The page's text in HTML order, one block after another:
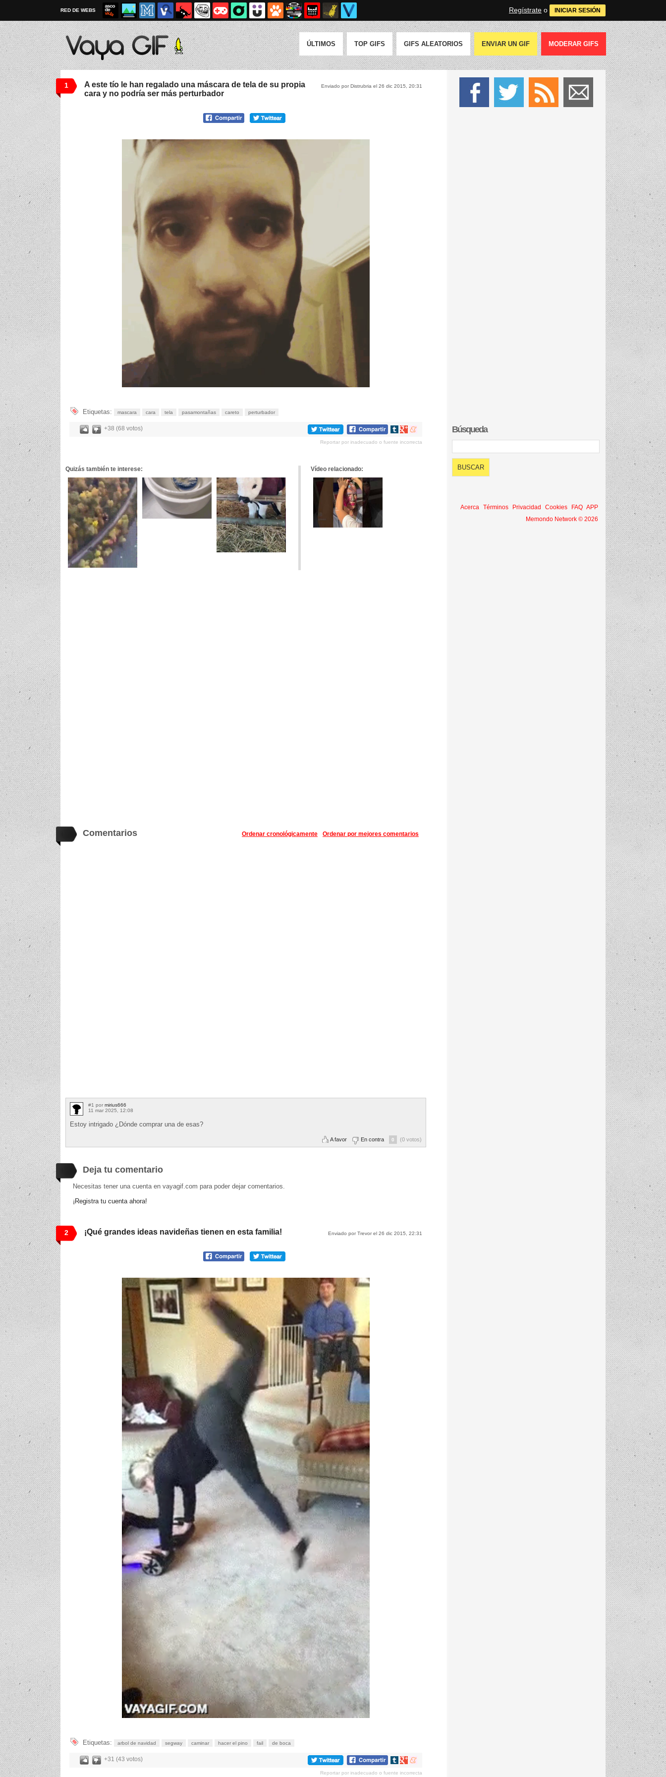
RED DE WEBS Regístrate o INICIAR SESIÓN
ÚLTIMOS TOP GIFS GIFS ALEATORIOS ENVIAR UN GIF MODERAR GIFS
1 Enviado por Distrubria el 26 dic 2015, 20:31
A este tío le han regalado una máscara de tela de su propia
cara y no podría ser más perturbador
Etiquetas: mascara cara tela pasamontañas careto perturbador
+38 (68 votos)
Compartir
tumblr
Compartir
Google+
Compartir
meneame
Reportar por inadecuado o fuente incorrecta
Quizás también te interese: Vídeo relacionado:
Comentarios Ordenar por mejores comentarios
Ordenar cronológicamente
#1 por mirius666
11 mar 2025, 12:08
Estoy intrigado ¿Dónde comprar una de esas?
A favor En contra 0 (0 votos)
Deja tu comentario
Necesitas tener una cuenta en vayagif.com para poder dejar comentarios.
¡Registra tu cuenta ahora!
2 Enviado por Trevor el 26 dic 2015, 22:31
¡Qué grandes ideas navideñas tienen en esta familia!
Etiquetas: arbol de navidad segway caminar hacer el pino fail de boca
+31 (43 votos)
Compartir
tumblr
Compartir
Google+
Compartir
meneame
Reportar por inadecuado o fuente incorrecta
Búsqueda
Acerca Términos Privacidad Cookies FAQ APP
Memondo Network © 2026